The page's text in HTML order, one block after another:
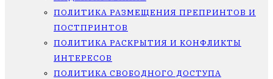
ПОЛИТИКА РАЗМЕЩЕНИЯ ПРЕПРИНТОВ И
ПОСТПРИНТОВ
ПОЛИТИКА РАСКРЫТИЯ И КОНФЛИКТЫ
ИНТЕРЕСОВ
ПОЛИТИКА СВОБОДНОГО ДОСТУПА